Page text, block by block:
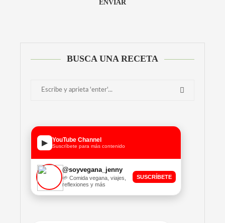
BUSCA UNA RECETA
▶ YouTube Channel
Suscríbete para más contenido
@soyvegana_jenny
🌱 Comida vegana, viajes,
reflexiones y más
SUSCRÍBETE